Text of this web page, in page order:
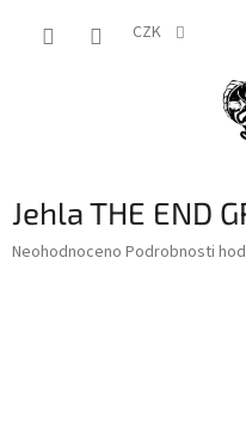
CZK
Jehla THE END
Průměrné
Neohodnoceno Podrobnosti